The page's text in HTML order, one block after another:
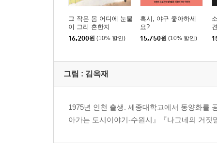
그 작은 몸 어디에 눈물
이 그리 흔한지
16,200원 (10% 할인)
혹시, 야구 좋아하세
요?
15,750원 (10% 할인)
그림 : 김옥재
1975년 인천 출생. 세종대학교에서 동양화를
아가는 도시이야기-수원시』『나그네의 거